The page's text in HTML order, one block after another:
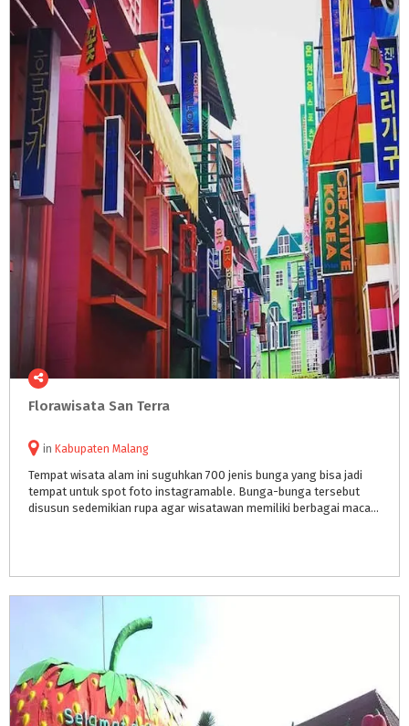
Florawisata San Terra
in Kabupaten Malang
Tempat wisata alam ini suguhkan 700 jenis bunga yang bisa jadi
tempat untuk spot foto instagramable. Bunga-bunga tersebut
disusun sedemikian rupa agar wisatawan memiliki berbagai macam pilihan spot foto.